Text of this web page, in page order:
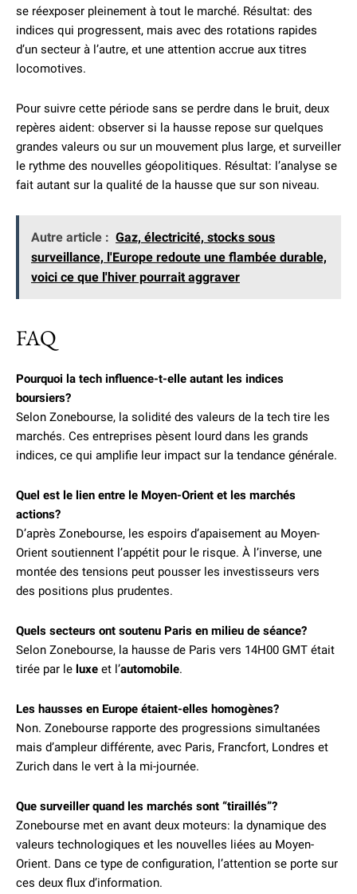
se réexposer pleinement à tout le marché. Résultat: des
indices qui progressent, mais avec des rotations rapides
d’un secteur à l’autre, et une attention accrue aux titres
locomotives.
Pour suivre cette période sans se perdre dans le bruit, deux
repères aident: observer si la hausse repose sur quelques
grandes valeurs ou sur un mouvement plus large, et surveiller
le rythme des nouvelles géopolitiques. Résultat: l’analyse se
fait autant sur la qualité de la hausse que sur son niveau.
Autre article : Gaz, électricité, stocks sous
surveillance, l'Europe redoute une flambée durable,
voici ce que l'hiver pourrait aggraver
FAQ
Pourquoi la tech influence-t-elle autant les indices
boursiers?
Selon Zonebourse, la solidité des valeurs de la tech tire les
marchés. Ces entreprises pèsent lourd dans les grands
indices, ce qui amplifie leur impact sur la tendance générale.
Quel est le lien entre le Moyen-Orient et les marchés
actions?
D’après Zonebourse, les espoirs d’apaisement au Moyen-
Orient soutiennent l’appétit pour le risque. À l’inverse, une
montée des tensions peut pousser les investisseurs vers
des positions plus prudentes.
Quels secteurs ont soutenu Paris en milieu de séance?
Selon Zonebourse, la hausse de Paris vers 14H00 GMT était
tirée par le luxe et l’automobile.
Les hausses en Europe étaient-elles homogènes?
Non. Zonebourse rapporte des progressions simultanées
mais d’ampleur différente, avec Paris, Francfort, Londres et
Zurich dans le vert à la mi-journée.
Que surveiller quand les marchés sont “tiraillés”?
Zonebourse met en avant deux moteurs: la dynamique des
valeurs technologiques et les nouvelles liées au Moyen-
Orient. Dans ce type de configuration, l’attention se porte sur
ces deux flux d’information.